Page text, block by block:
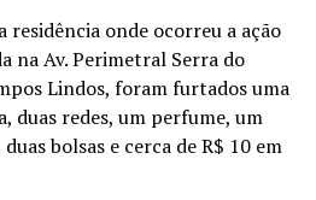
residência onde ocorreu a ação
na Av. Perimetral Serra do
Lindos, foram furtados uma
duas redes, um perfume, um
bolsas e cerca de R$ 10 em